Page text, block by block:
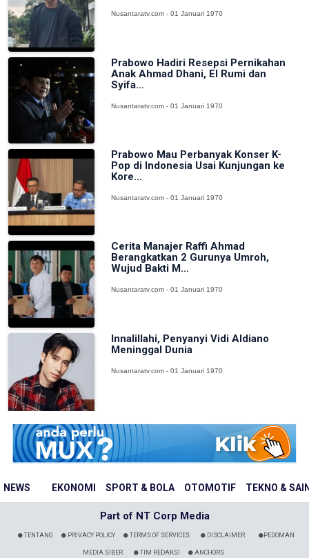
NEWS EKONOMI SPORT & BOLA OTOMOTIF TEKNO &
Nusantaratv.com - 01 Januari 1970
Prabowo Hadiri Resepsi Pernikahan
Anak Ahmad Dhani, El Rumi dan
Syifa...
Nusantaratv.com - 01 Januari 1970
Prabowo Mau Perbanyak Konser K-
Pop di Indonesia Usai Kunjungan ke
Kore...
Nusantaratv.com - 01 Januari 1970
Cerita Manajer Raffi Ahmad
Berangkatkan 2 Gurunya Umroh,
Wujud Bakti M...
Nusantaratv.com - 01 Januari 1970
Innalillahi, Penyanyi Vidi Aldiano
Meninggal Dunia
Nusantaratv.com - 01 Januari 1970
Part of NT Corp Media
TENTANG PRIVACY POLICY TERMS OF SERVICES DISCLAIMER PEDOMAN
MEDIA SIBER TIM REDAKSI ANCHORS